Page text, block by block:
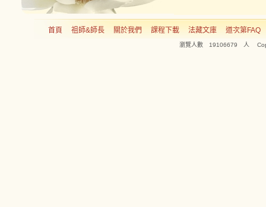
首頁 祖師&師長 關於我們 課程下載 法藏文庫 道次第FAQ
瀏覽人數 19106679 人